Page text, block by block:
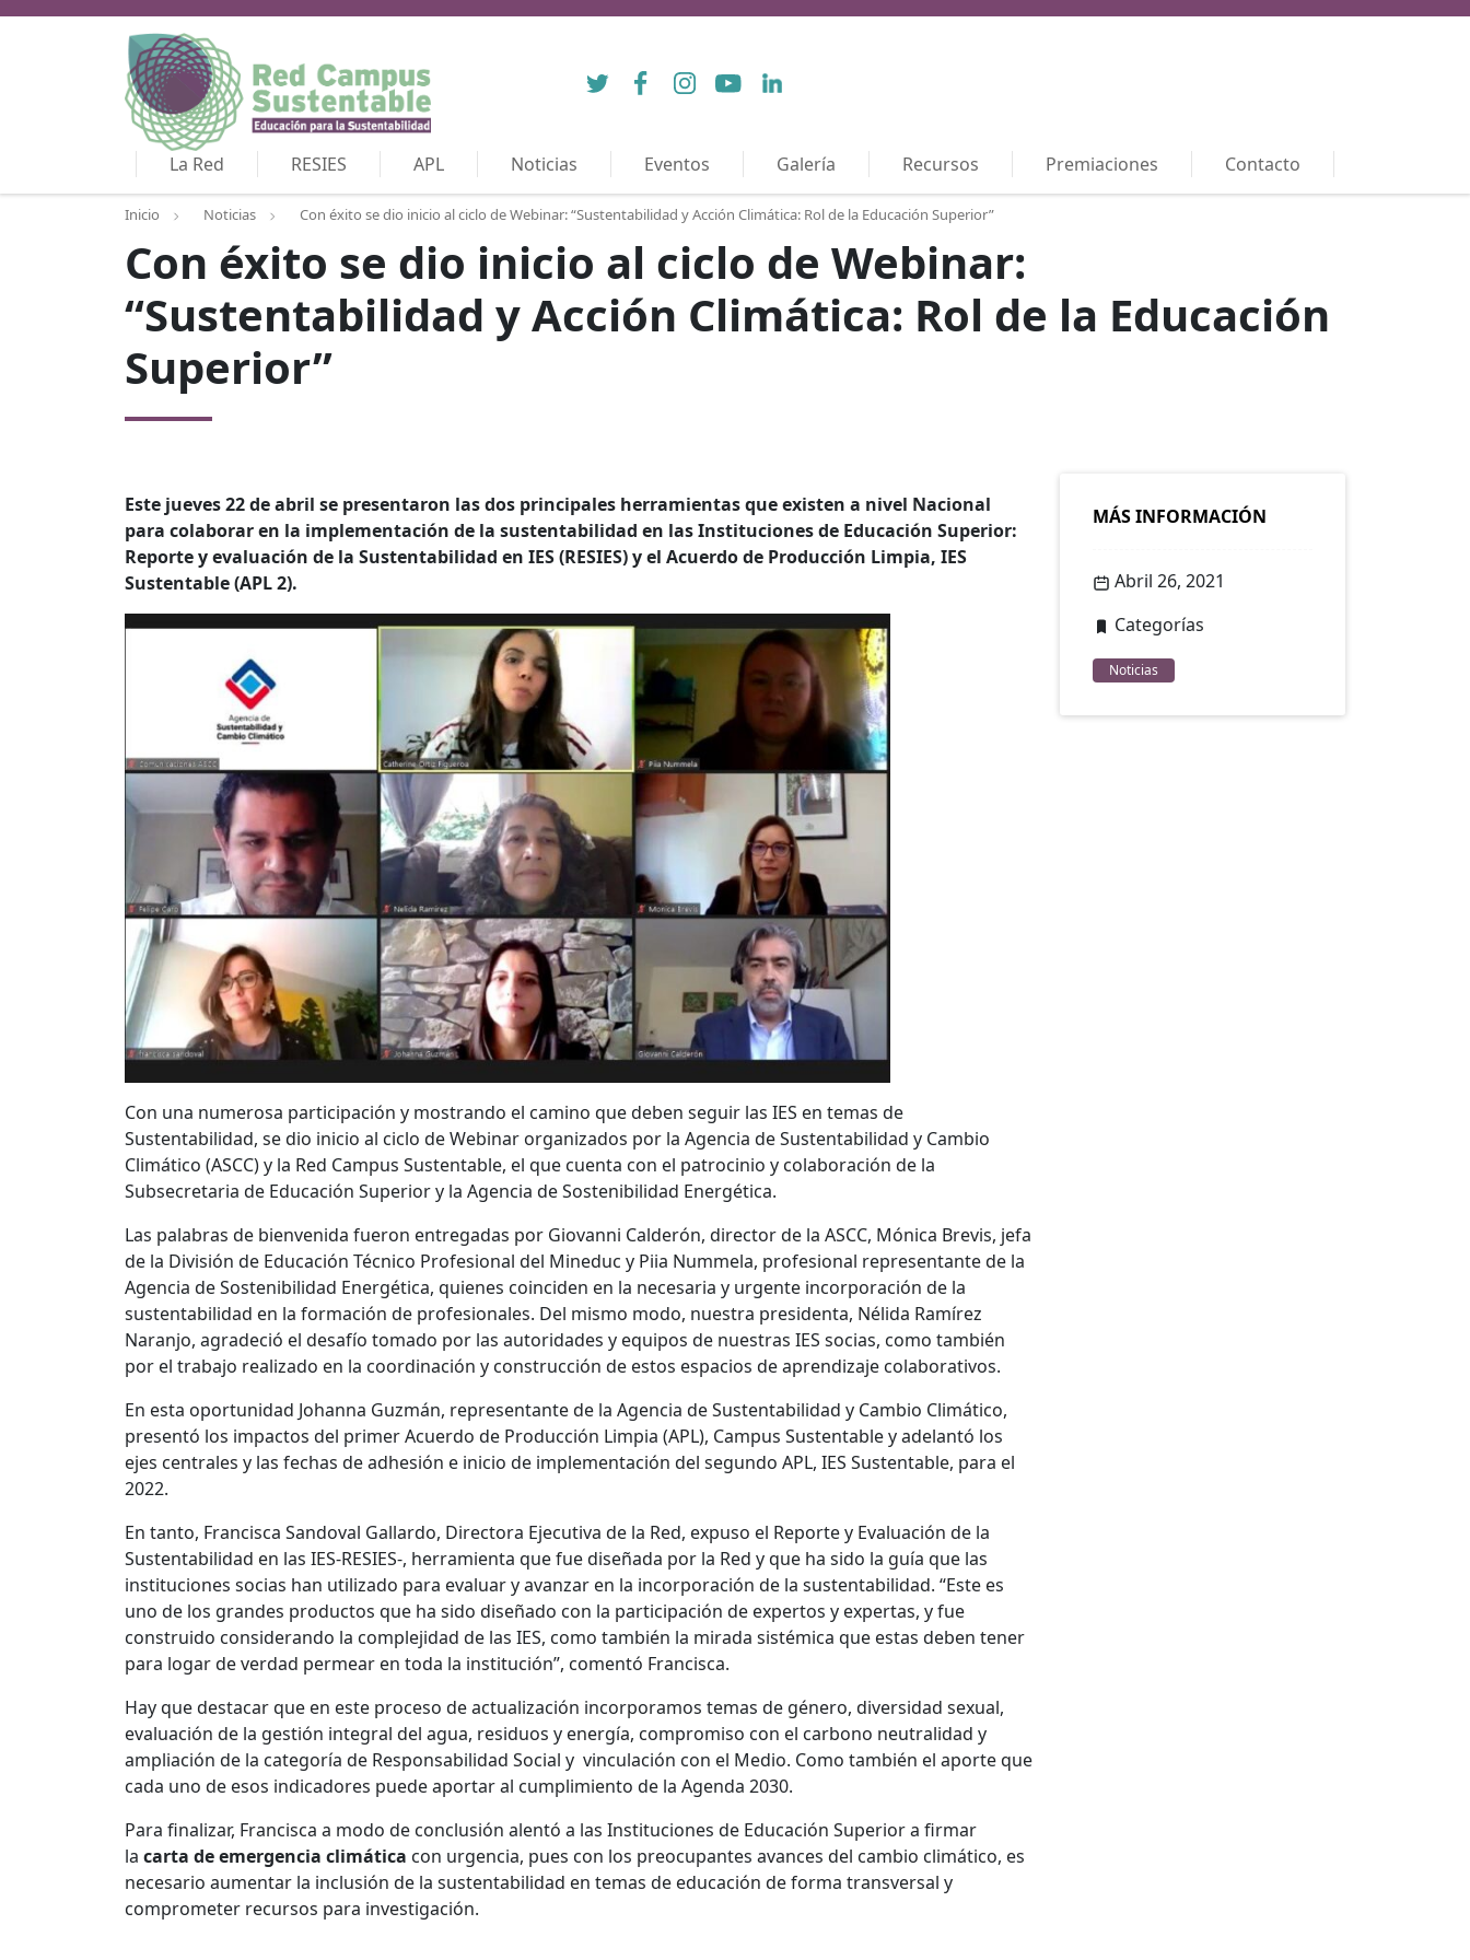
Twitter FacebookInstagramYouTubeLinkedIn
La Red RESIES APL Noticias Eventos Galería Recursos Premiaciones Contacto
Inicio Noticias Con éxito se dio inicio al ciclo de Webinar: “Sustentabilidad y Acción Climática: Rol de la Educación Superior”
Con éxito se dio inicio al ciclo de Webinar:
“Sustentabilidad y Acción Climática: Rol de la Educación
Superior”
Este jueves 22 de abril se presentaron las dos principales herramientas que existen a nivel Nacional
para colaborar en la implementación de la sustentabilidad en las Instituciones de Educación Superior:
Reporte y evaluación de la Sustentabilidad en IES (RESIES) y el Acuerdo de Producción Limpia, IES
Sustentable (APL 2).
Con una numerosa participación y mostrando el camino que deben seguir las IES en temas de
Sustentabilidad, se dio inicio al ciclo de Webinar organizados por la Agencia de Sustentabilidad y Cambio
Climático (ASCC) y la Red Campus Sustentable, el que cuenta con el patrocinio y colaboración de la
Subsecretaria de Educación Superior y la Agencia de Sostenibilidad Energética.
Las palabras de bienvenida fueron entregadas por Giovanni Calderón, director de la ASCC, Mónica Brevis, jefa
de la División de Educación Técnico Profesional del Mineduc y Piia Nummela, profesional representante de la
Agencia de Sostenibilidad Energética, quienes coinciden en la necesaria y urgente incorporación de la
sustentabilidad en la formación de profesionales. Del mismo modo, nuestra presidenta, Nélida Ramírez
Naranjo, agradeció el desafío tomado por las autoridades y equipos de nuestras IES socias, como también
por el trabajo realizado en la coordinación y construcción de estos espacios de aprendizaje colaborativos.
En esta oportunidad Johanna Guzmán, representante de la Agencia de Sustentabilidad y Cambio Climático,
presentó los impactos del primer Acuerdo de Producción Limpia (APL), Campus Sustentable y adelantó los
ejes centrales y las fechas de adhesión e inicio de implementación del segundo APL, IES Sustentable, para el
2022.
En tanto, Francisca Sandoval Gallardo, Directora Ejecutiva de la Red, expuso el Reporte y Evaluación de la
Sustentabilidad en las IES-RESIES-, herramienta que fue diseñada por la Red y que ha sido la guía que las
instituciones socias han utilizado para evaluar y avanzar en la incorporación de la sustentabilidad. “Este es
uno de los grandes productos que ha sido diseñado con la participación de expertos y expertas, y fue
construido considerando la complejidad de las IES, como también la mirada sistémica que estas deben tener
para logar de verdad permear en toda la institución”, comentó Francisca.
Hay que destacar que en este proceso de actualización incorporamos temas de género, diversidad sexual,
evaluación de la gestión integral del agua, residuos y energía, compromiso con el carbono neutralidad y
ampliación de la categoría de Responsabilidad Social y vinculación con el Medio. Como también el aporte que
cada uno de esos indicadores puede aportar al cumplimiento de la Agenda 2030.
Para finalizar, Francisca a modo de conclusión alentó a las Instituciones de Educación Superior a firmar
la carta de emergencia climática con urgencia, pues con los preocupantes avances del cambio climático, es
necesario aumentar la inclusión de la sustentabilidad en temas de educación de forma transversal y
comprometer recursos para investigación.
MÁS INFORMACIÓN
Abril 26, 2021
Categorías
Noticias